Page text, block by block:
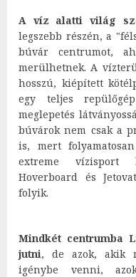
A víz alatti világ
legszebb részén, a
búvár centrumot,
merülhetnek. A
hosszú, kiépített
egy teljes
meglepetés
búvárok nem csak a
is, mert
extreme vízisport
Hoverboard és
folyik.
Mindkét centrumba
jutni, de azok, akik
igénybe venni,